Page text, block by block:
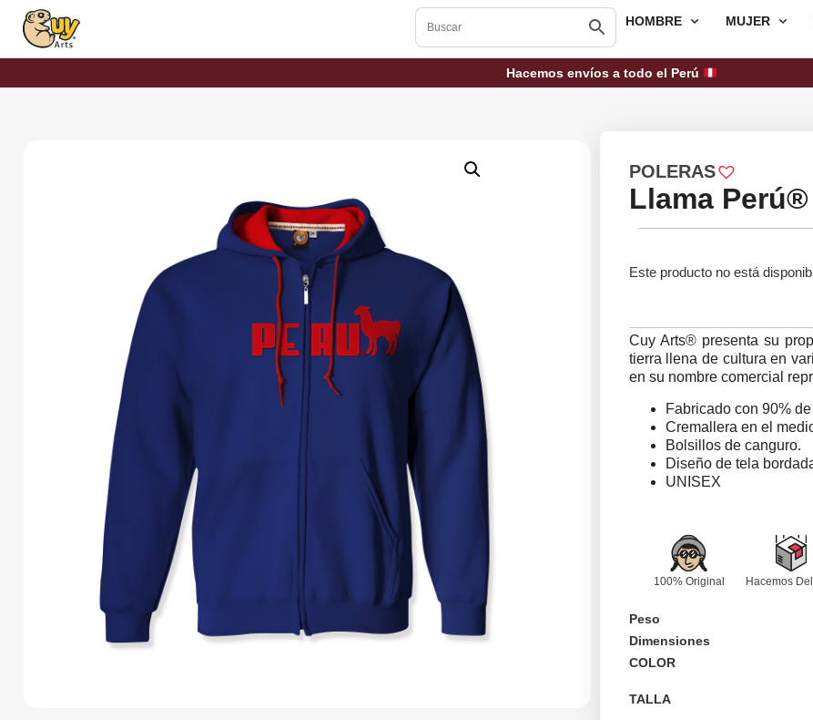
HOMBRE MUJER
Hacemos envíos a todo el Perú
POLERAS
Llama
Este producto no está
Cuy Arts® presenta su
tierra llena de cultura en
en su nombre comercial
Fabricado con 90%
Cremallera en el
Bolsillos de canguro.
Diseño de tela
UNISEX
100% Original Hacemos
Peso
Dimensiones
COLOR
TALLA